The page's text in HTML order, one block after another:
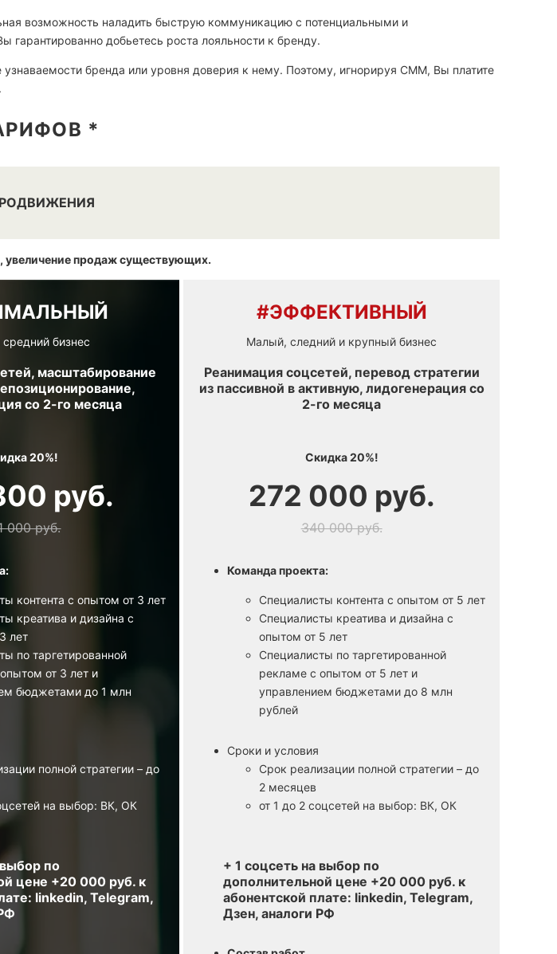
возможность наладить быструю коммуникацию с потенциальными и
добьетесь роста лояльности к бренду.
бренда или уровня доверия к нему. Поэтому, игнорируя СММ, Вы платите
*
увеличение продаж существующих.
бизнес
масштабирование
со 2-го месяца
20%!
руб.
000 руб.
контента с опытом от 3 лет
креатива и дизайна с
лет
по таргетированной
от 3 лет и
бюджетами до 1 млн
полной стратегии – до
на выбор: ВК, ОК
по
цене +20 000 руб. к
linkedin, Telegram,
#ЭФФЕКТИВНЫЙ
Малый, следний и крупный бизнес
Реанимация соцсетей, перевод стратегии
из пассивной в активную, лидогенерация со
2-го месяца
Скидка 20%!
272 000 руб.
340 000 руб.
Команда проекта:
Специалисты контента с опытом от 5 лет
Специалисты креатива и дизайна с
опытом от 5 лет
Специалисты по таргетированной
рекламе с опытом от 5 лет и
управлением бюджетами до 8 млн
рублей
Сроки и условия
Срок реализации полной стратегии – до
2 месяцев
от 1 до 2 соцсетей на выбор: ВК, ОК
+ 1 соцсеть на выбор по
дополнительной цене +20 000 руб. к
абонентской плате: linkedin, Telegram,
Дзен, аналоги РФ